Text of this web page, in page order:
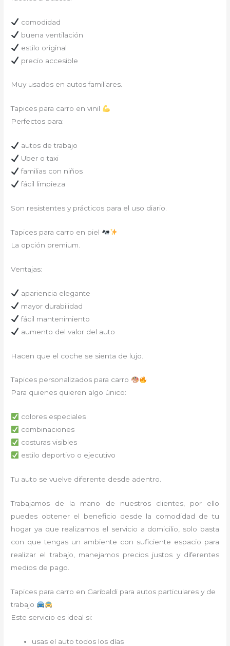
comodidad
buena ventilación
estilo original
precio accesible
Muy usados en autos familiares.
Tapices para carro en vinil
Perfectos para:
autos de trabajo
Uber o taxi
familias con niños
fácil limpieza
Son resistentes y prácticos para el uso diario.
Tapices para carro en piel
La opción premium.
Ventajas:
apariencia elegante
mayor durabilidad
fácil mantenimiento
aumento del valor del auto
Hacen que el coche se sienta de lujo.
Tapices personalizados para carro
Para quienes quieren algo único:
colores especiales
combinaciones
costuras visibles
estilo deportivo o ejecutivo
Tu auto se vuelve diferente desde adentro.
Trabajamos de la mano de nuestros clientes, por ello
puedes obtener el beneficio desde la comodidad de tu
hogar ya que realizamos el servicio a domicilio, solo basta
con que tengas un ambiente con suficiente espacio para
realizar el trabajo, manejamos precios justos y diferentes
medios de pago.
Tapices para carro en Garibaldi para autos particulares y de
trabajo
Este servicio es ideal si:
usas el auto todos los días